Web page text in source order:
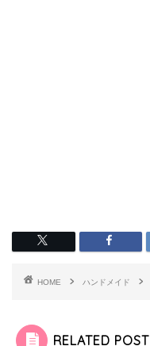
HOME ハンドメイド
RELATED POST